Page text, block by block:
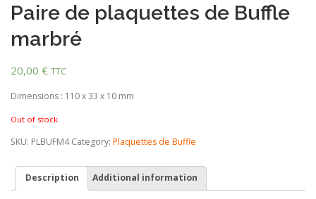
Paire de plaquettes de Buffle
marbré
20,00 € TTC
Dimensions : 110 x 33 x 10 mm
Out of stock
SKU: PLBUFM4 Category: Plaquettes de Buffle
Description Additional information